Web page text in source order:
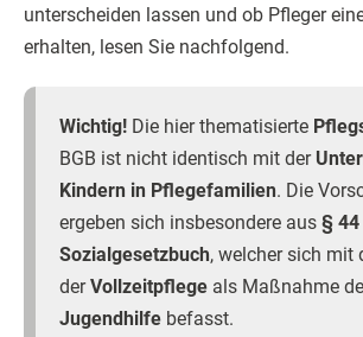
unterscheiden lassen und ob Pfleger
erhalten, lesen Sie nachfolgend.
Wichtig! Die hier thematisierte
BGB ist nicht identisch mit der
Kindern in Pflegefamilien. Die
ergeben sich insbesondere aus § 44
Sozialgesetzbuch, welcher sich mit
derVollzeitpflege als Maßnahme
Jugendhilfe befasst.